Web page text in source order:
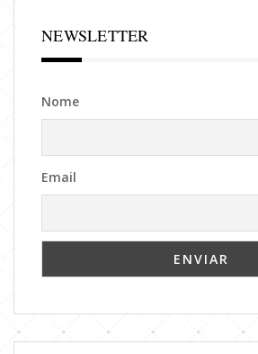
NEWSLETTER
Nome
Email